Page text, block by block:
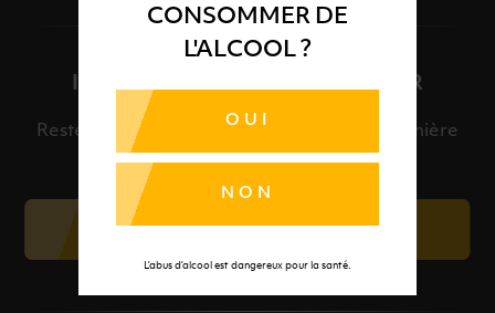
CONSOMMER DE
L'ALCOOL ?
OUI
NON
L’abus d’alcool est dangereux pour la santé.
INSCRIPTION À LA NEWSLETTER
Restez informé et découvrez en avant-première
nos meilleures offres et nos actualités.
JE M'INSCRIS